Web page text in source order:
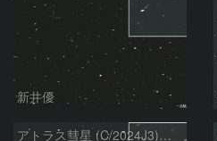
新井優
アトラス彗星 (C/2024J3)：2026/07/26